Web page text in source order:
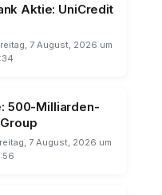
Aktie: UniCredit
7 August, 2026 um
500-Milliarden-
7 August, 2026 um